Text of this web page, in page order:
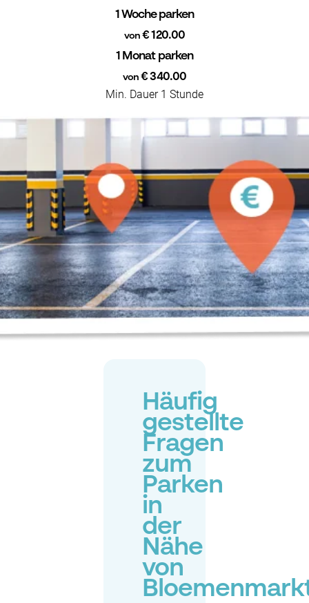
1 Woche parken
von € 120.00
1 Monat parken
von € 340.00
Min. Dauer 1 Stunde
Häufig
gestellte
Fragen
zum
Parken
in
der
Nähe
von